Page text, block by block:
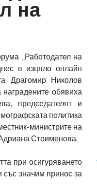
на
„Работодател на
в изцяло онлайн
Драгомир Николов
обявиха
председателят и
политика
министрите на
Стоименова.
при осигуряването
със значим принос за